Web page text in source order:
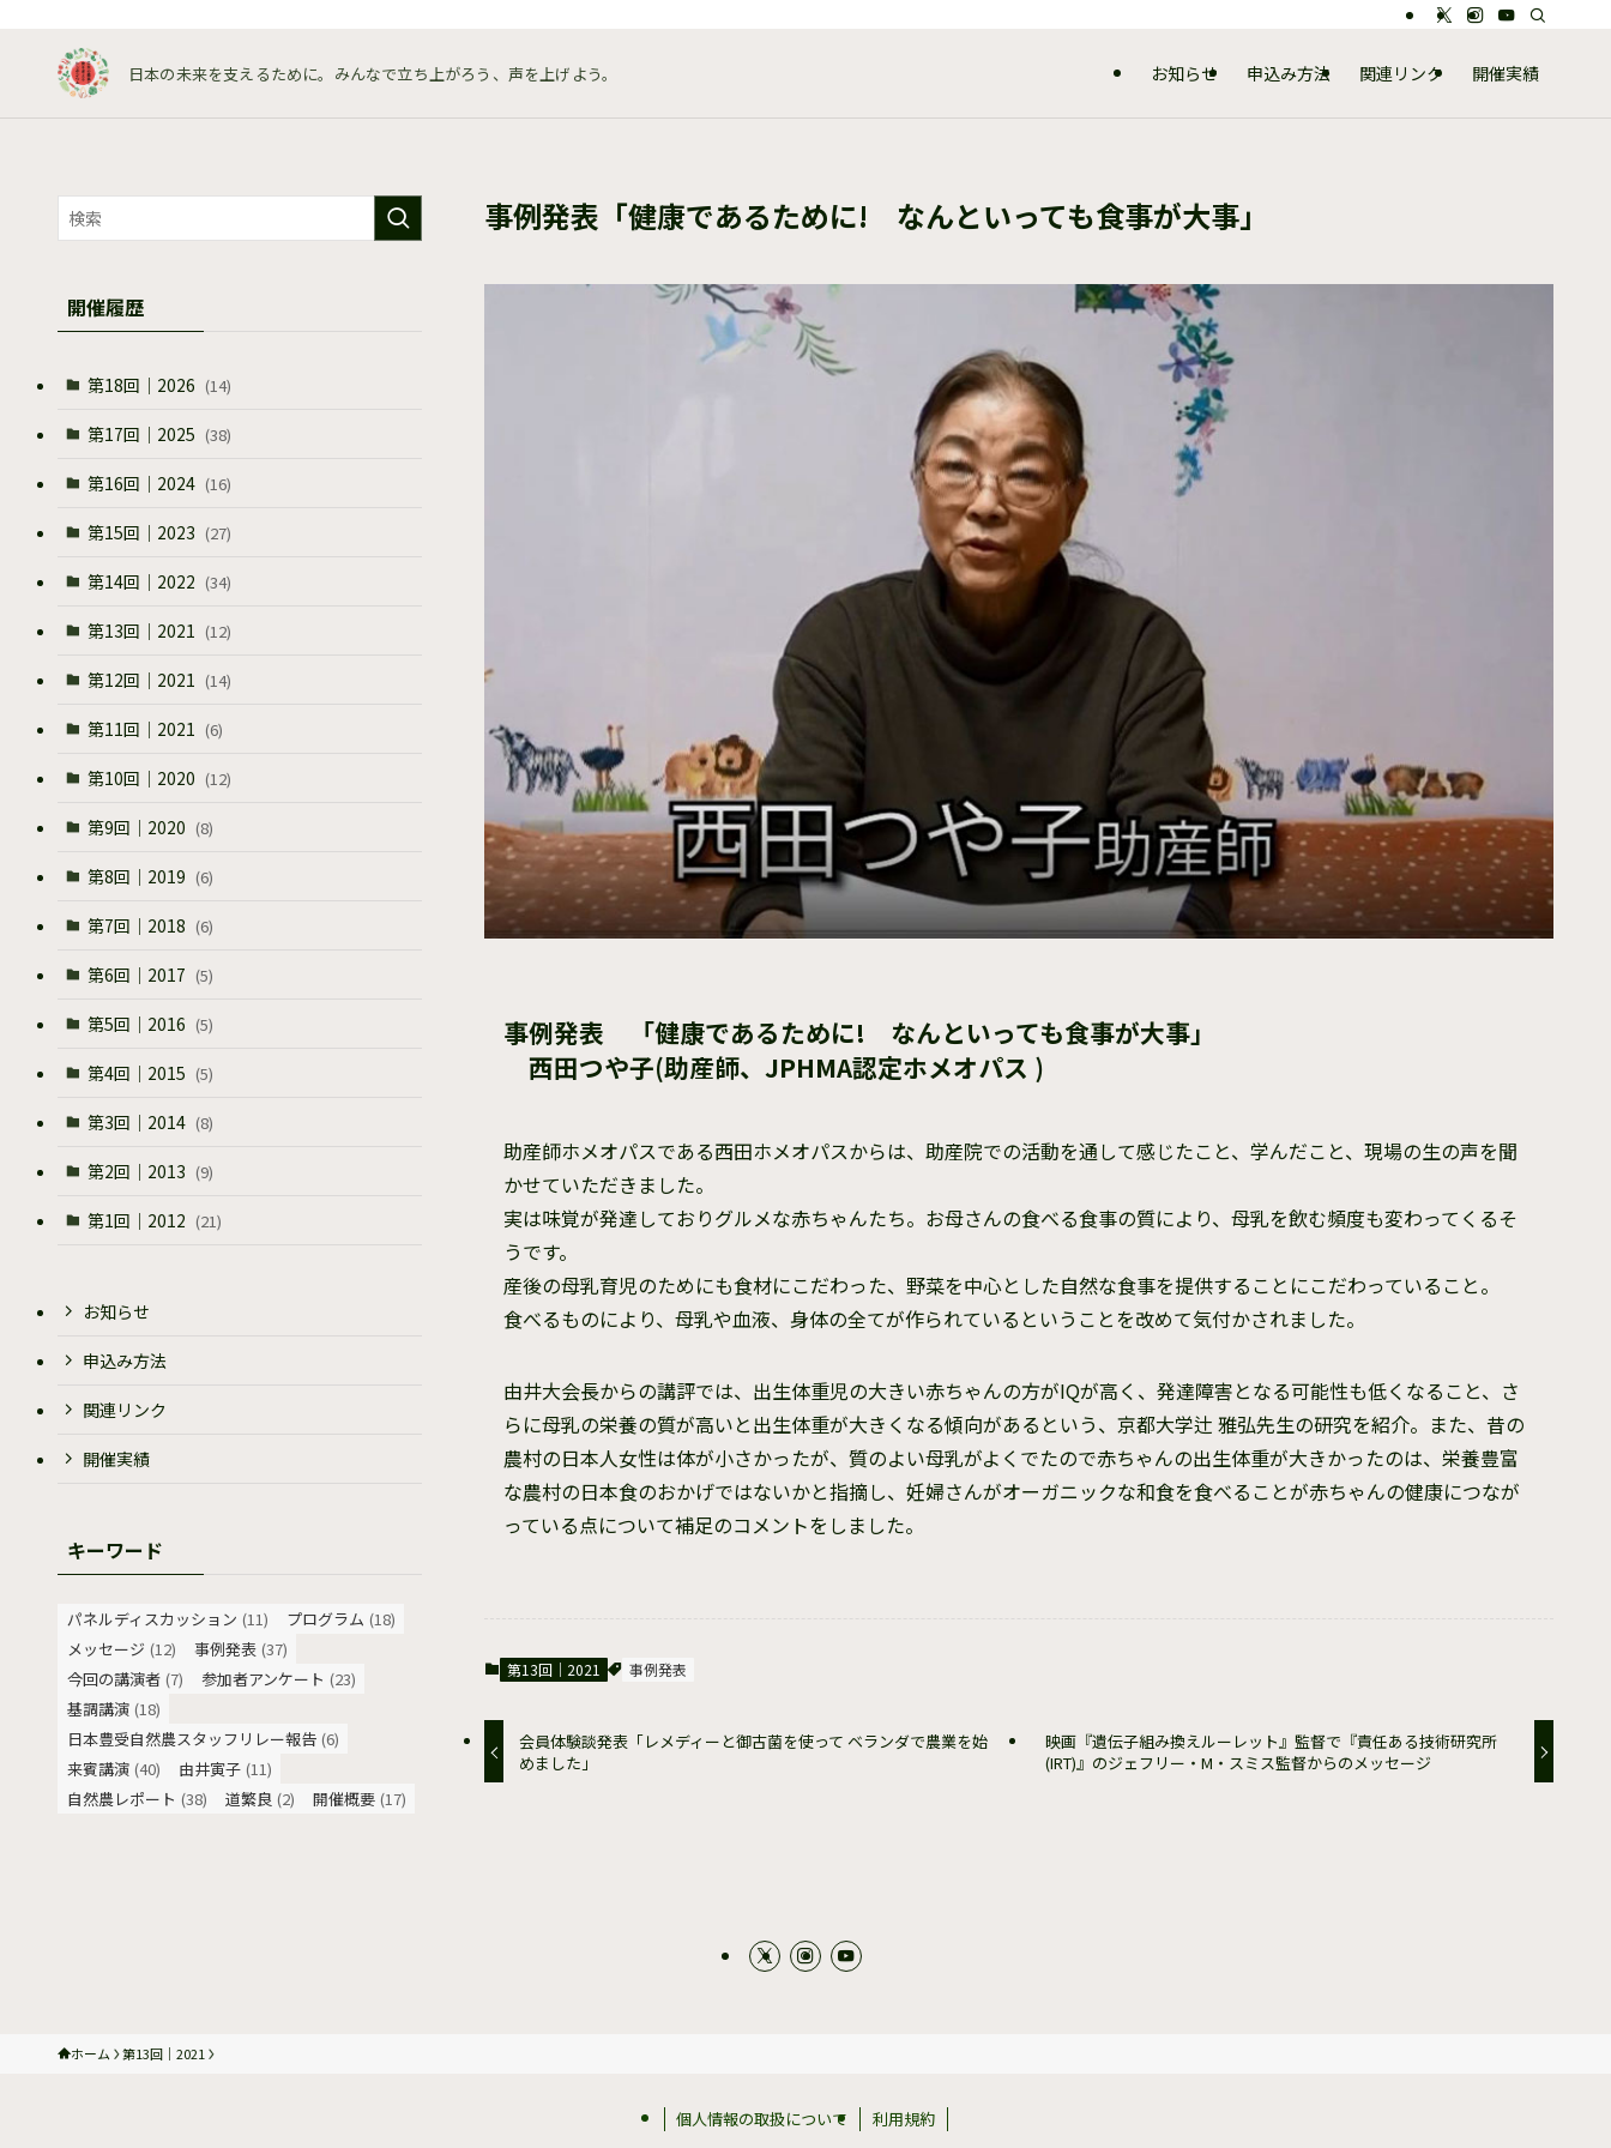
日本の未来を支えるために。みんなで立ち上がろう、声を上げよう。 お知らせ 申込み方法 関連リンク 開催実績
事例発表「健康であるために! なんといっても食事が大事」
事例発表 「健康であるために! なんといっても食事が大事」
西田つや子(助産師、JPHMA認定ホメオパス )
助産師ホメオパスである西田ホメオパスからは、助産院での活動を通して感じたこと、学んだこと、現場の生の声を聞
かせていただきました。
実は味覚が発達しておりグルメな赤ちゃんたち。お母さんの食べる食事の質により、母乳を飲む頻度も変わってくるそ
うです。
産後の母乳育児のためにも食材にこだわった、野菜を中心とした自然な食事を提供することにこだわっていること。
食べるものにより、母乳や血液、身体の全てが作られているということを改めて気付かされました。
由井大会長からの講評では、出生体重児の大きい赤ちゃんの方がIQが高く、発達障害となる可能性も低くなること、さ
らに母乳の栄養の質が高いと出生体重が大きくなる傾向があるという、京都大学辻 雅弘先生の研究を紹介。また、昔の
農村の日本人女性は体が小さかったが、質のよい母乳がよくでたので赤ちゃんの出生体重が大きかったのは、栄養豊富
な農村の日本食のおかげではないかと指摘し、妊婦さんがオーガニックな和食を食べることが赤ちゃんの健康につなが
っている点について補足のコメントをしました。
第13回｜2021 事例発表
会員体験談発表「レメディーと御古菌を使って ベランダで農業を始
めました」
映画『遺伝子組み換えルーレット』監督で『責任ある技術研究所
(IRT)』のジェフリー・M・スミス監督からのメッセージ
開催履歴
第18回｜2026 (14)
第17回｜2025 (38)
第16回｜2024 (16)
第15回｜2023 (27)
第14回｜2022 (34)
第13回｜2021 (12)
第12回｜2021 (14)
第11回｜2021 (6)
第10回｜2020 (12)
第9回｜2020 (8)
第8回｜2019 (6)
第7回｜2018 (6)
第6回｜2017 (5)
第5回｜2016 (5)
第4回｜2015 (5)
第3回｜2014 (8)
第2回｜2013 (9)
第1回｜2012 (21)
お知らせ
申込み方法
関連リンク
開催実績
キーワード
パネルディスカッション (11) プログラム (18)
メッセージ (12) 事例発表 (37)
今回の講演者 (7) 参加者アンケート (23)
基調講演 (18)
日本豊受自然農スタッフリレー報告 (6)
来賓講演 (40) 由井寅子 (11)
自然農レポート (38) 道繁良 (2) 開催概要 (17)
ホーム 第13回｜2021
個人情報の取扱について 利用規約